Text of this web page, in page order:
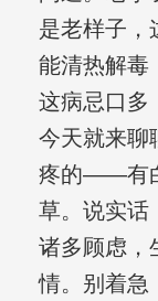
是老样子
能清热解毒
这病忌口多
今天就来聊
疼的——有
草。说实话
诸多顾虑，
情。别着急